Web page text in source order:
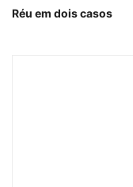
Réu em dois casos